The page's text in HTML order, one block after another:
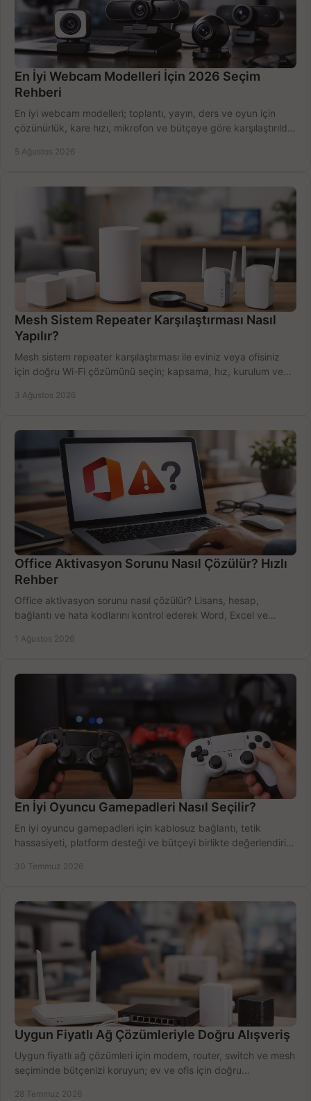
En İyi Webcam Modelleri İçin 2026 Seçim
Rehberi
En iyi webcam modelleri; toplantı, yayın, ders ve oyun için
çözünürlük, kare hızı, mikrofon ve bütçeye göre karşılaştırıldı.
5 Ağustos 2026
Mesh Sistem Repeater Karşılaştırması Nasıl
Yapılır?
Mesh sistem repeater karşılaştırması ile eviniz veya ofisiniz
için doğru Wi-Fi çözümünü seçin; kapsama, hız, kurulum ve
3 Ağustos 2026
Office Aktivasyon Sorunu Nasıl Çözülür? Hızlı
Rehber
Office aktivasyon sorunu nasıl çözülür? Lisans, hesap,
bağlantı ve hata kodlarını kontrol ederek Word, Excel ve
1 Ağustos 2026
En İyi Oyuncu Gamepadleri Nasıl Seçilir?
En iyi oyuncu gamepadleri için kablosuz bağlantı, tetik
hassasiyeti, platform desteği ve bütçeyi birlikte değerlendirin;
30 Temmuz 2026
Uygun Fiyatlı Ağ Çözümleriyle Doğru Alışveriş
Uygun fiyatlı ağ çözümleri için modem, router, switch ve mesh
seçiminde bütçenizi koruyun; ev ve ofis için doğru
28 Temmuz 2026